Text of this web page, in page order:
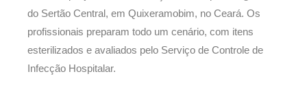
do Sertão Central, em Quixeramobim, no Ceará. Os
profissionais preparam todo um cenário, com itens
esterilizados e avaliados pelo Serviço de Controle de
Infecção Hospitalar.